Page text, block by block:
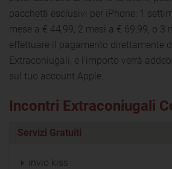
pacchetti esclusivi per iPhone: 1
mese a € 44,99, 2 mesi a € 69,99, o 3
effettuare il pagamento direttamente
Extraconiugali, e l’importo verrà
sul tuo account Apple.
Incontri Extraconiugali
Servizi Gratuiti
invio kiss